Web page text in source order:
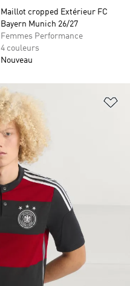
Maillot cropped Extérieur FC
Bayern Munich 26/27
Femmes Performance
4 couleurs
Nouveau